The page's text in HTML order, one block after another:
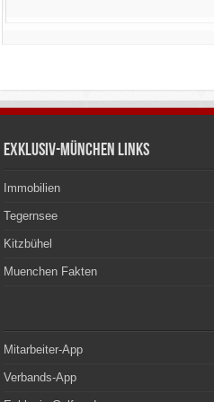
Exklusiv-München Links
Immobilien
Tegernsee
Kitzbühel
Muenchen Fakten
Mitarbeiter-App
Verbands-App